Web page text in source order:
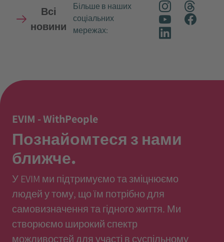
Всі
новини
Більше в наших
соціальних
мережах:
EVIM - WithPeople
Познайомтеся з нами
ближче.
У EVIM ми підтримуємо та зміцнюємо
людей у тому, що їм потрібно для
самовизначення та гідного життя. Ми
створюємо широкий спектр
можливостей для участі в суспільному